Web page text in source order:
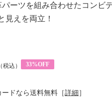
ーツを組み合わせたコンビ
見えを両立！
（税込） 33%OFF
ドなら送料無料［詳細 ］